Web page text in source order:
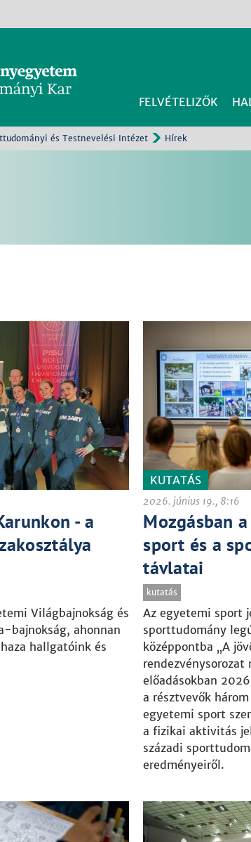
FELVÉTELIZŐK
és Testnevelési Intézet Hírek
- a
Világbajnokság és
bajnokság, ahonnan
hallgatóink és
KUTATÁS
2026. június 19., 8:16
Mozgásban
sport és a
távlatai
kutatás
Az egyetemi sport
sporttudomány
középpontba „A
rendezvénysorozat
előadásokban
a résztvevők
egyetemi sport
a fizikai aktivitás
századi
eredményeiről.